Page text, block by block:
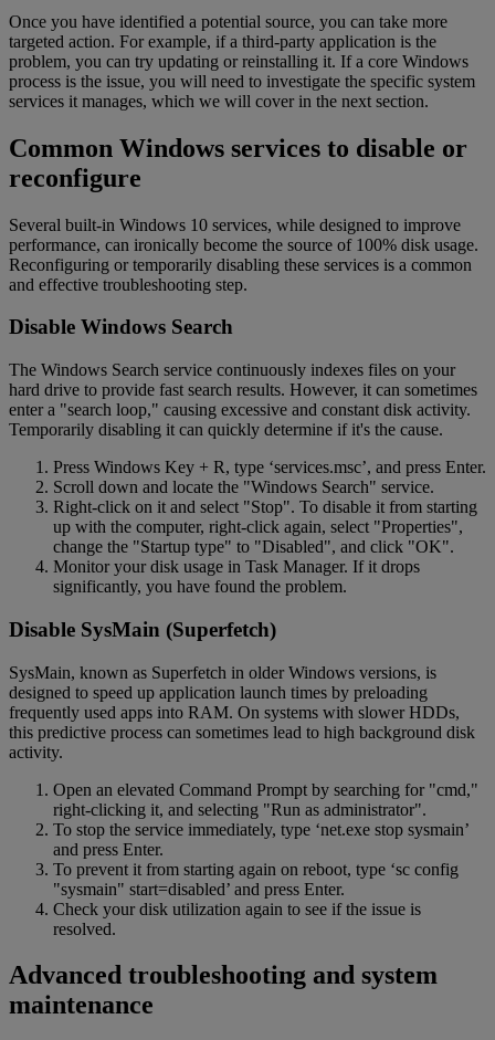
Once you have identified a potential source, you can take more
targeted action. For example, if a third-party application is the
problem, you can try updating or reinstalling it. If a core Windows
process is the issue, you will need to investigate the specific system
services it manages, which we will cover in the next section.
Common Windows services to disable or
reconfigure
Several built-in Windows 10 services, while designed to improve
performance, can ironically become the source of 100% disk usage.
Reconfiguring or temporarily disabling these services is a common
and effective troubleshooting step.
Disable Windows Search
The Windows Search service continuously indexes files on your
hard drive to provide fast search results. However, it can sometimes
enter a "search loop," causing excessive and constant disk activity.
Temporarily disabling it can quickly determine if it's the cause.
Press Windows Key + R, type ‘services.msc’, and press Enter.
Scroll down and locate the "Windows Search" service.
Right-click on it and select "Stop". To disable it from starting
up with the computer, right-click again, select "Properties",
change the "Startup type" to "Disabled", and click "OK".
Monitor your disk usage in Task Manager. If it drops
significantly, you have found the problem.
Disable SysMain (Superfetch)
SysMain, known as Superfetch in older Windows versions, is
designed to speed up application launch times by preloading
frequently used apps into RAM. On systems with slower HDDs,
this predictive process can sometimes lead to high background disk
activity.
Open an elevated Command Prompt by searching for "cmd,"
right-clicking it, and selecting "Run as administrator".
To stop the service immediately, type ‘net.exe stop sysmain’
and press Enter.
To prevent it from starting again on reboot, type ‘sc config
"sysmain" start=disabled’ and press Enter.
Check your disk utilization again to see if the issue is
resolved.
Advanced troubleshooting and system
maintenance